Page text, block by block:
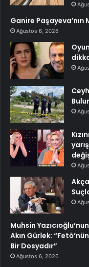
Ganire Paşayeva’nın
Ağustos 6, 2026
Muhsin
Akın Gürlek:
Bir Dosyadır”
Ağustos 6, 2026